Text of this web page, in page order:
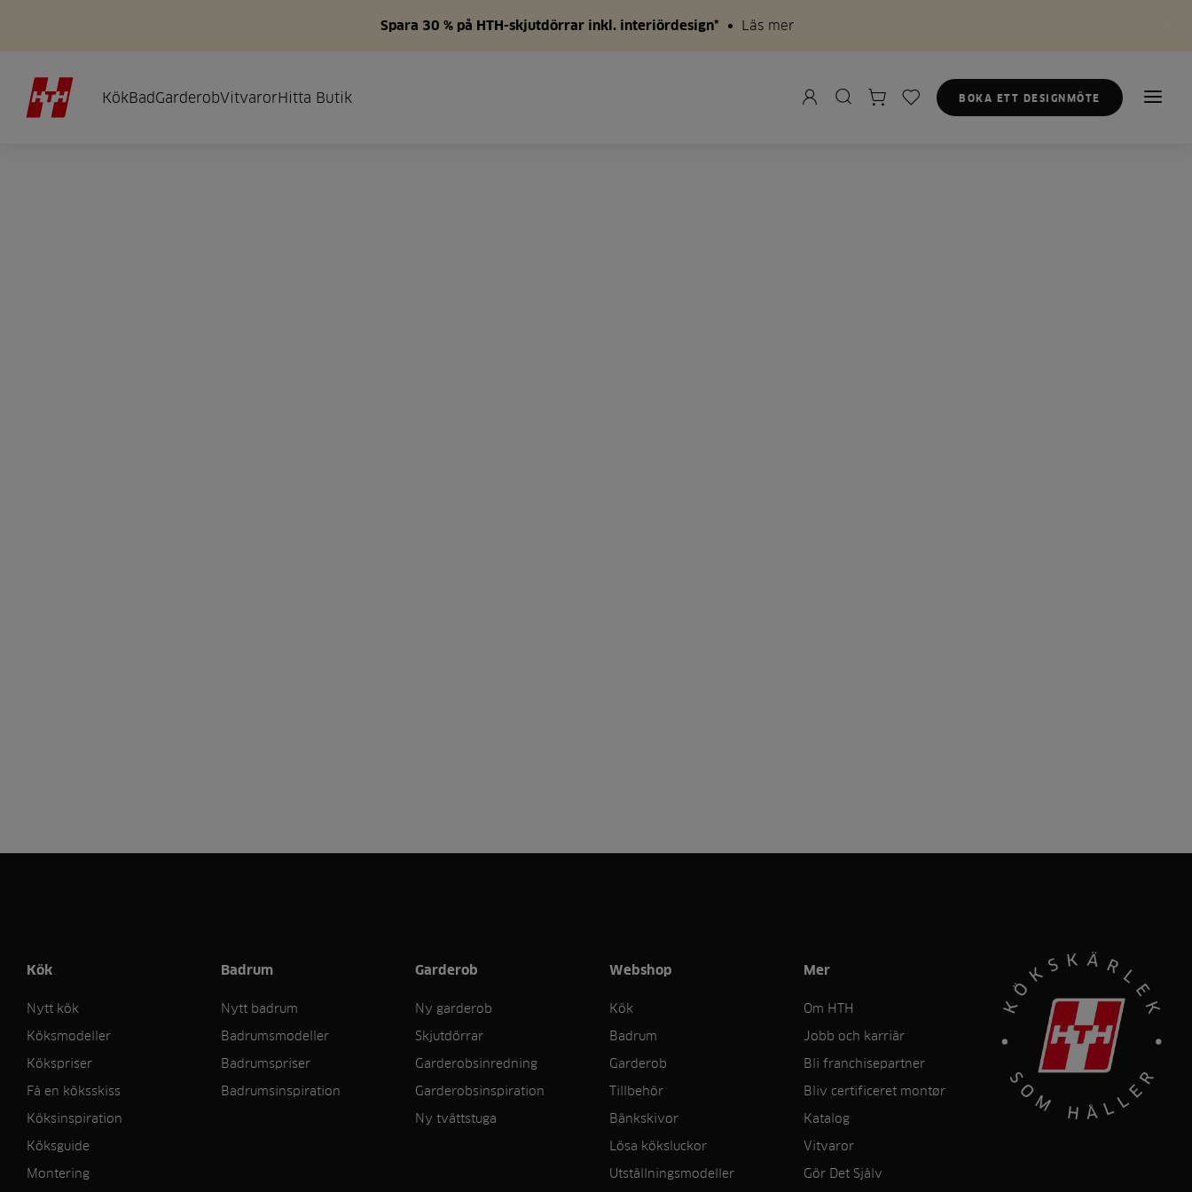
Spara 30 % på HTH-skjutdörrar inkl. interiördesign* Läs mer
KökBadGarderobVitvarorHitta Butik BOKA ETT DESIGNMÖTE
Kök
Nytt kök
Köksmodeller
Kökspriser
Få en köksskiss
Köksinspiration
Köksguide
Montering
Badrum
Nytt badrum
Badrumsmodeller
Badrumspriser
Badrumsinspiration
Garderob
Ny garderob
Skjutdörrar
Garderobsinredning
Garderobsinspiration
Ny tvättstuga
Webshop
Kök
Badrum
Garderob
Tillbehör
Bänkskivor
Lösa köksluckor
Utställningsmodeller
Mer
Om HTH
Jobb och karriär
Bli franchisepartner
Bliv certificeret montør
Katalog
Vitvaror
Gör Det Sjålv